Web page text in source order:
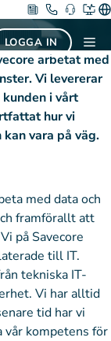
LOGGA IN
arbetat med
Vi levererar
i vårt
hur vi
vara på väg.
med data och
framförallt att
på Savecore
till IT.
tekniska IT-
Vi har alltid
tid har vi
vår kompetens för